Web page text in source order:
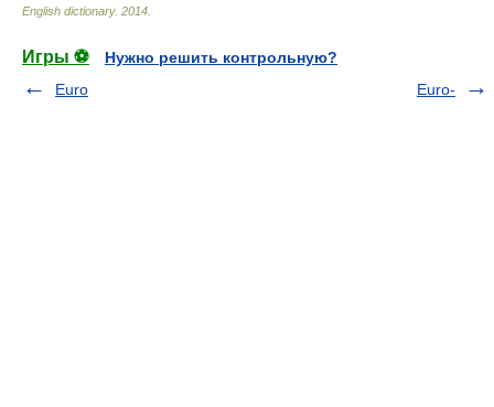
English dictionary. 2014
Игры ⚽
Нужно решить контрольную?
Euro
Euro-